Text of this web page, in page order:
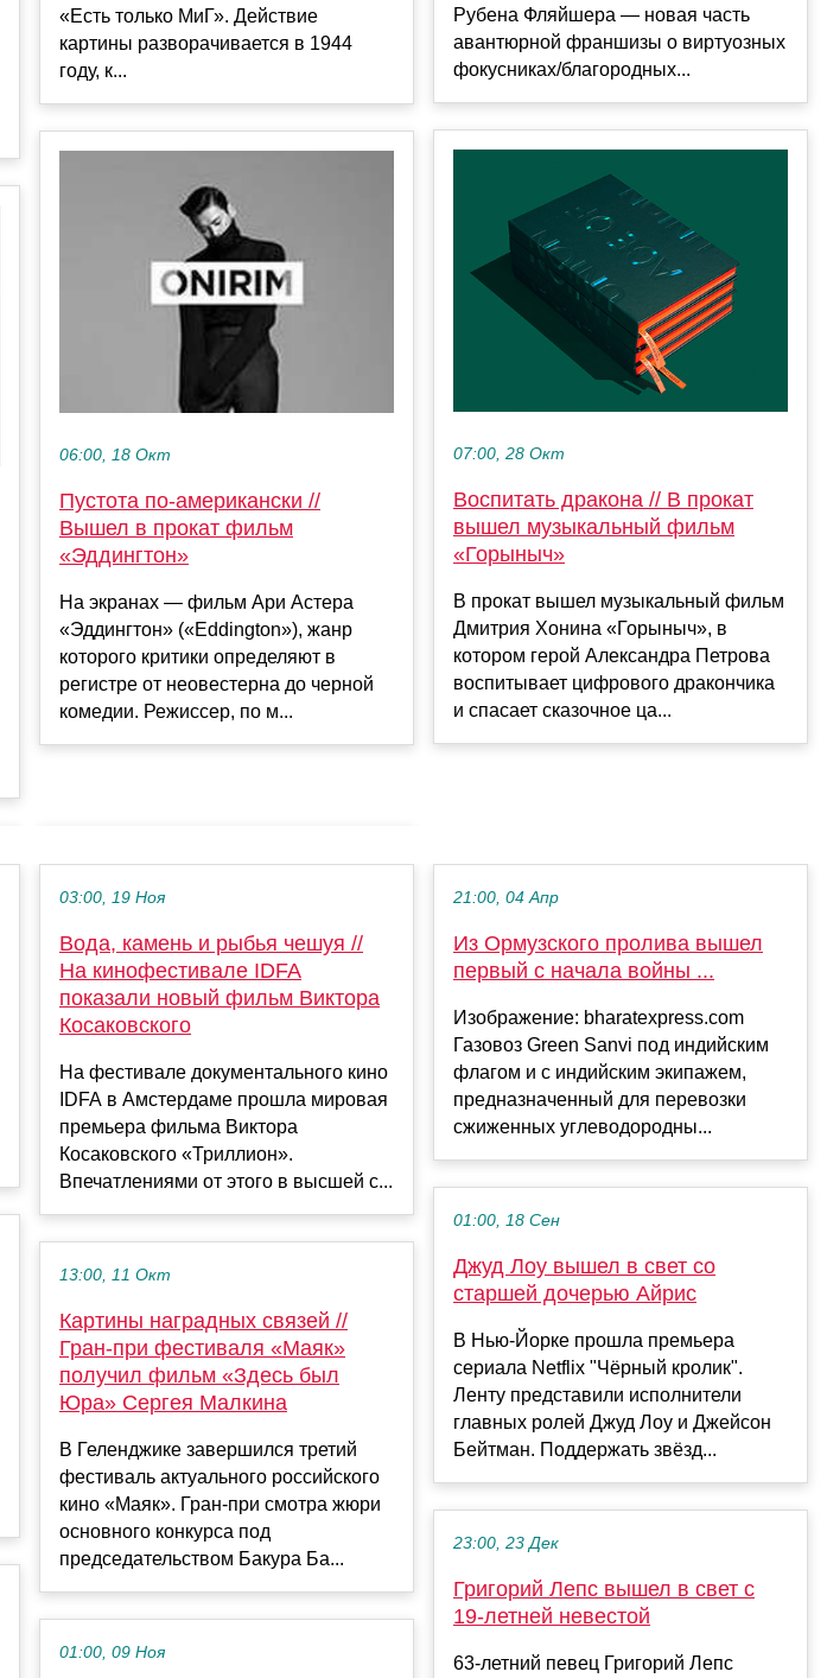
«Есть только МиГ». Действие
картины разворачивается в 1944
году, к...
06:00, 18 Окт
Пустота по-американски //
Вышел в прокат фильм
«Эддингтон»
На экранах — фильм Ари Астера
«Эддингтон» («Eddington»), жанр
которого критики определяют в
регистре от неовестерна до черной
комедии. Режиссер, по м...
Рубена Фляйшера — новая часть
авантюрной франшизы о виртуозных
фокусниках/благородных...
07:00, 28 Окт
Воспитать дракона // В прокат
вышел музыкальный фильм
«Горыныч»
В прокат вышел музыкальный фильм
Дмитрия Хонина «Горыныч», в
котором герой Александра Петрова
воспитывает цифрового дракончика
и спасает сказочное ца...
03:00, 19 Ноя
Вода, камень и рыбья чешуя //
На кинофестивале IDFA
показали новый фильм Виктора
Косаковского
На фестивале документального кино
IDFA в Амстердаме прошла мировая
премьера фильма Виктора
Косаковского «Триллион».
Впечатлениями от этого в высшей с...
13:00, 11 Окт
Картины наградных связей //
Гран-при фестиваля «Маяк»
получил фильм «Здесь был
Юра» Сергея Малкина
В Геленджике завершился третий
фестиваль актуального российского
кино «Маяк». Гран-при смотра жюри
основного конкурса под
председательством Бакура Ба...
01:00, 09 Ноя
21:00, 04 Апр
Из Ормузского пролива вышел
первый с начала войны ...
Изображение: bharatexpress.com
Газовоз Green Sanvi под индийским
флагом и с индийским экипажем,
предназначенный для перевозки
сжиженных углеводородны...
01:00, 18 Сен
Джуд Лоу вышел в свет со
старшей дочерью Айрис
В Нью-Йорке прошла премьера
сериала Netflix "Чёрный кролик".
Ленту представили исполнители
главных ролей Джуд Лоу и Джейсон
Бейтман. Поддержать звёзд...
23:00, 23 Дек
Григорий Лепс вышел в свет с
19-летней невестой
63-летний певец Григорий Лепс